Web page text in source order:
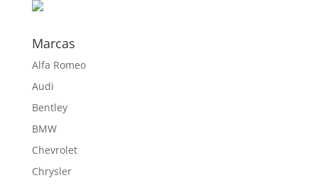
Marcas
Alfa Romeo
Audi
Bentley
BMW
Chevrolet
Chrysler